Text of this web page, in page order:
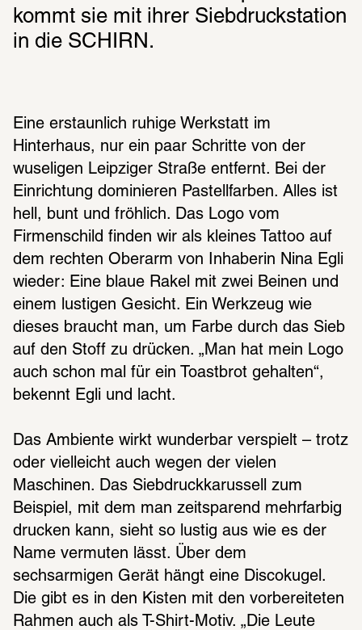
kommt sie mit ihrer Siebdruckstation
in die SCHIRN.
Eine erstaunlich ruhige Werkstatt im
Hinterhaus, nur ein paar Schritte von der
wuseligen Leipziger Straße entfernt. Bei der
Einrichtung dominieren Pastellfarben. Alles ist
hell, bunt und fröhlich. Das Logo vom
Firmenschild finden wir als kleines Tattoo auf
dem rechten Oberarm von Inhaberin Nina Egli
wieder: Eine blaue Rakel mit zwei Beinen und
einem lustigen Gesicht. Ein Werkzeug wie
dieses braucht man, um Farbe durch das Sieb
auf den Stoff zu drücken. „Man hat mein Logo
auch schon mal für ein Toastbrot gehalten“,
bekennt Egli und lacht.
Das Ambiente wirkt wunderbar verspielt – trotz
oder vielleicht auch wegen der vielen
Maschinen. Das Siebdruckkarussell zum
Beispiel, mit dem man zeitsparend mehrfarbig
drucken kann, sieht so lustig aus wie es der
Name vermuten lässt. Über dem
sechsarmigen Gerät hängt eine Discokugel.
Die gibt es in den Kisten mit den vorbereiteten
Rahmen auch als T-Shirt-Motiv. „Die Leute